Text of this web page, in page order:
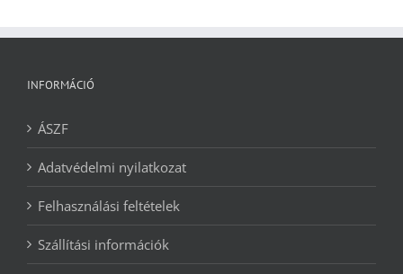
INFORMÁCIÓ
ÁSZF
Adatvédelmi nyilatkozat
Felhasználási feltételek
Szállítási információk